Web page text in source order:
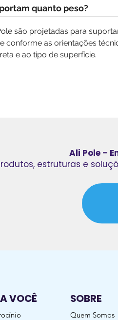
quanto peso?
são projetadas para
conforme as orientações
e ao tipo de superfície.
Ali Pole –
estruturas e
VOCÊ SOBRE
Quem Somos